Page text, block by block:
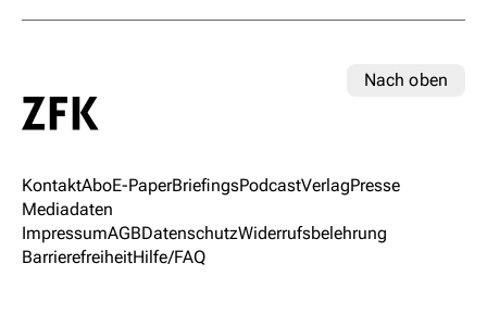
Nach oben
KontaktAboE-PaperBriefingsPodcastVerlagPresse
Mediadaten
ImpressumAGBDatenschutzWiderrufsbelehrung
BarrierefreiheitHilfe/FAQ